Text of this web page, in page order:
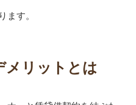
ます。
メリットとは